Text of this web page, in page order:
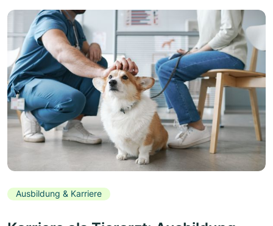
Ausbildung & Karriere